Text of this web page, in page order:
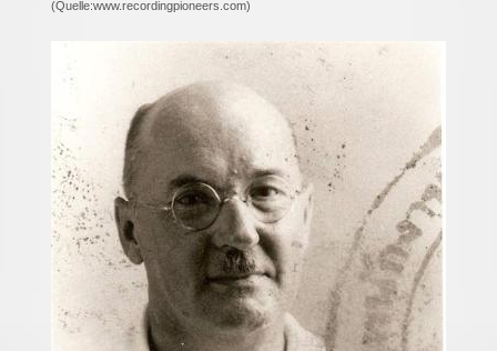
(Quelle:www.recordingpioneers.com)